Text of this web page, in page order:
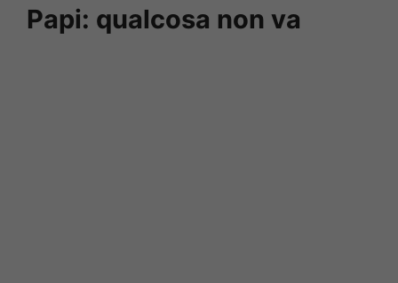
Papi: qualcosa non va